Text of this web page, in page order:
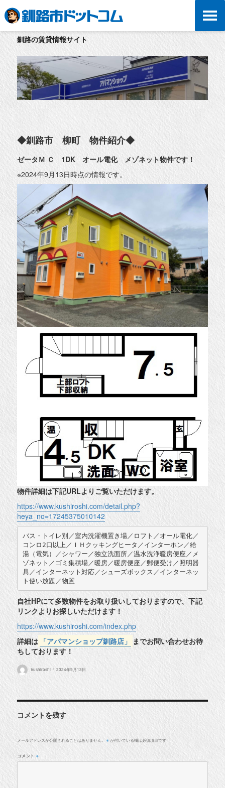
釧路の賃貸情報サイト
◆釧路市 柳町 物件紹介◆
ゼータＭ Ｃ 1DK オール電化 メゾネット物件です！
※2024年9月13日時点の情報です。
物件詳細は下記URLよりご覧いただけます。
https://www.kushiroshi.com/detail.php?
heya_no=17245375010142
バス・トイレ別／室内洗濯機置き場／ロフト／オール電化／
コンロ2口以上／ＩＨクッキングヒータ／インターホン／給
湯（電気）／シャワー／独立洗面所／温水洗浄暖房便座／メ
ゾネット／ゴミ集積場／暖房／暖房便座／郵便受け／照明器
具／インターネット対応／シューズボックス／インターネッ
ト使い放題／物置
自社HPにて多数物件をお取り扱いしておりますので、下記
リンクよりお探しいただけます！
https://www.kushiroshi.com/index.php
詳細は 「アパマンショップ釧路店」 までお問い合わせお待
ちしております！
投
kushiroshi
投
2024年9月13日
コメントを残す
メールアドレスが公開されることはありません。 ※ が付いている欄は必須項目です
コメント ※